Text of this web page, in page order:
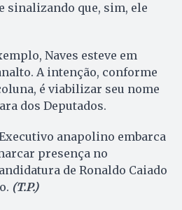
sinalizando que, sim, ele
Naves esteve em
A intenção, conforme
é viabilizar seu nome
dos Deputados.
anapolino embarca
presença no
de Ronaldo Caiado
(T.P.)